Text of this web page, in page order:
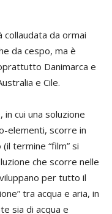
collaudata da ormai
da cespo, ma è
Danimarca e
e Cile.
in cui una soluzione
elementi, scorre in
termine “film” si
che scorre nelle
per tutto il
tra acqua e aria, in
sia di acqua e